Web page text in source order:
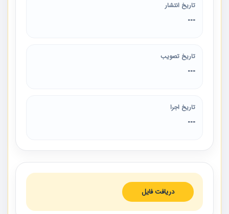
تاریخ انتشار
---
تاریخ تصویب
---
تاریخ اجرا
---
دریافت فایل